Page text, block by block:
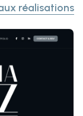
réalisations